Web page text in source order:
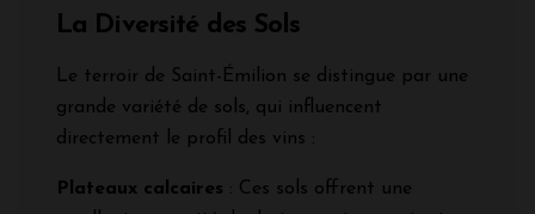
La Diversité des Sols
Le terroir de Saint-Émilion se distingue par une
grande variété de sols, qui influencent
directement le profil des vins :
Plateaux calcaires : Ces sols offrent une